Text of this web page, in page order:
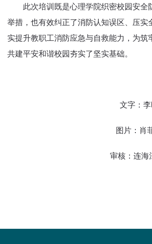
此次培训既是心理学院织密校园安全
举措，也有效纠正了消防认知误区、压实
实提升教职工消防应急与自救能力，为筑
共建平安和谐校园夯实了坚实基础。
文字
图片：
审核：连海